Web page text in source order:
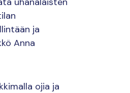
ja
Anna
ojia ja